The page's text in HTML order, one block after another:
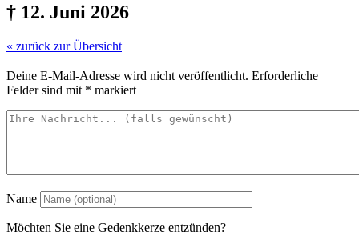
† 12. Juni 2026
« zurück zur Übersicht
Deine E-Mail-Adresse wird nicht veröffentlicht. Erforderliche
Felder sind mit * markiert
Name
Möchten Sie eine Gedenkkerze entzünden?